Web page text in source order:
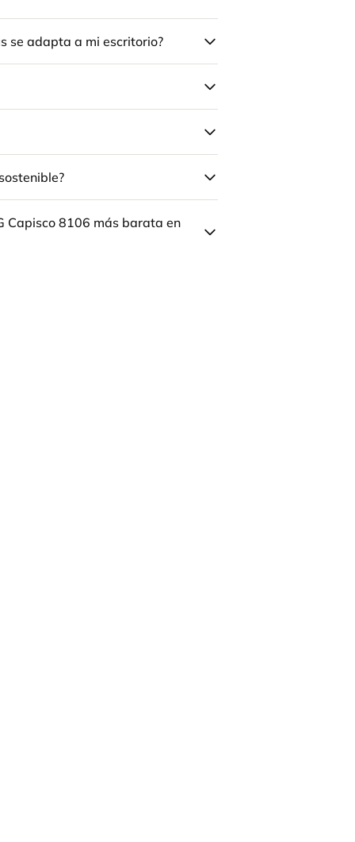
se adapta a mi escritorio?
Capisco 8106 más barata en